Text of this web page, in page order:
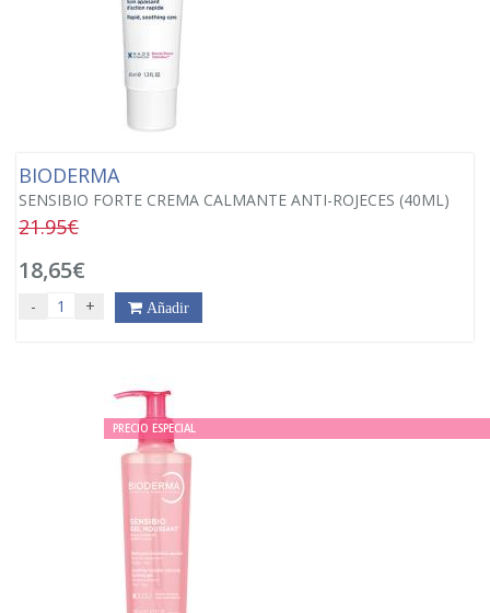
BIODERMA
SENSIBIO FORTE CREMA CALMANTE ANTI-ROJECES (40ML)
21.95€
18,65€
- + Añadir
PRECIO ESPECIAL